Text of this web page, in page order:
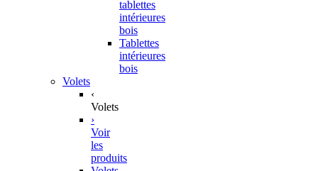
tablettes
intérieures
bois
Tablettes
intérieures
bois
Volets
‹
Volets
›
Voir
les
produits